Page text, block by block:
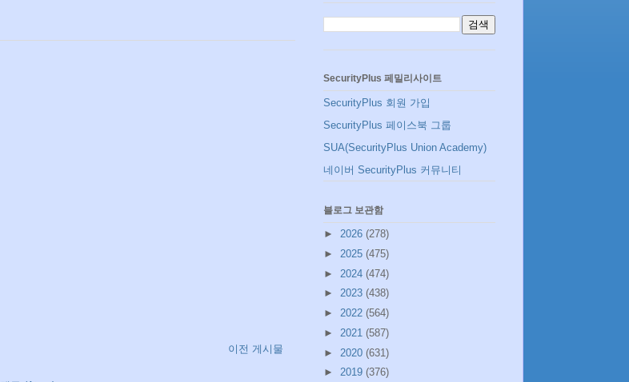
이전 게시물
SecurityPlus 페밀리사이트
SecurityPlus 회원 가입
SecurityPlus 페이스북 그룹
SUA(SecurityPlus Union Academy)
네이버 SecurityPlus 커뮤니티
블로그 보관함
► 2026 (278)
► 2025 (475)
► 2024 (474)
► 2023 (438)
► 2022 (564)
► 2021 (587)
► 2020 (631)
► 2019 (376)